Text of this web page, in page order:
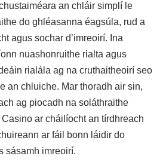
an chláir simplí le
do ghléasanna éagsúla, rud a
agus sochar d’imreoirí. Ina
nuashonruithe rialta agus
rialála ag na cruthaitheoirí seo
an chluiche. Mar thoradh air sin,
ag piocadh na soláthraithe
ar cháilíocht an tírdhreach
ar fáil bonn láidir do
sásamh imreoirí.